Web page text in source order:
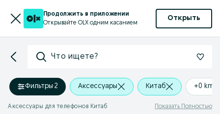
Продолжить в приложении
Открывайте OLX одним касанием
Открыть
Что ищете?
Фильтры·2 Аксессуары Китаб +0 km
Аксессуары для телефонов Китаб Показать Полностью